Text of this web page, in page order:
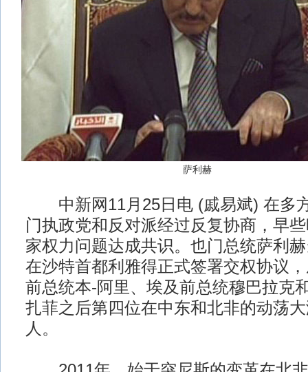
萨利赫
中新网11月25日电 (戚易斌) 在多
门执政党和反对派经过反复协商，早
家权力问题达成共识。也门总统萨利
在沙特首都利雅得正式签署交权协议
前总统本-阿里、埃及前总统穆巴拉克
扎菲之后第四位在中东和北非的动荡
人。